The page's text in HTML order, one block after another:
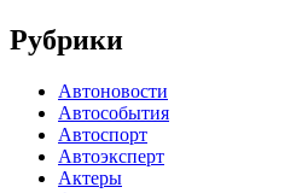
Рубрики
Автоновости
Автособытия
Автоспорт
Автоэксперт
Актеры